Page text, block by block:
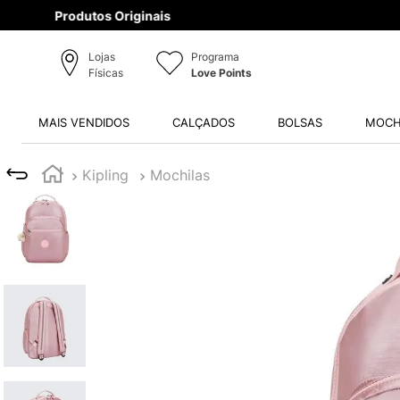
Lojas
Físicas
Programa
Love Points
MAIS VENDIDOS CALÇADOS BOLSAS
Kipling Mochilas